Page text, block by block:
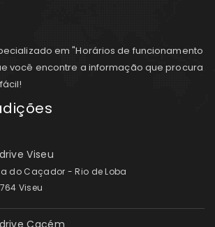
em "Horários de funcionamento
você encontre a informação que procura
Viseu
do Caçador - Rio de Loba
Viseu
Cacém